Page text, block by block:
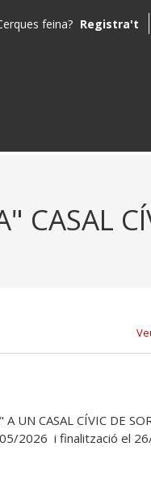
feina? Registra't
CASAL
UN CASAL CÍVIC DE
2026  i finalització el